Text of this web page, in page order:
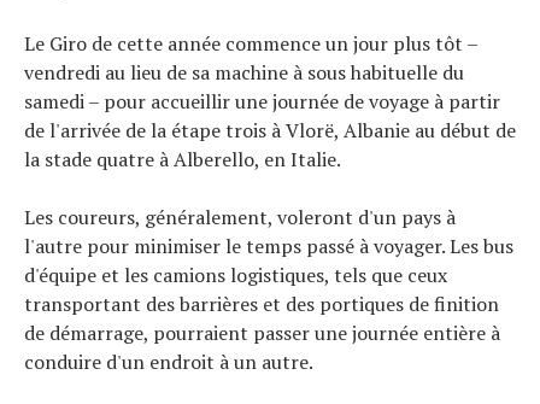
Le Giro de cette année commence un jour plus tôt –
vendredi au lieu de sa machine à sous habituelle du
samedi – pour accueillir une journée de voyage à partir
de l'arrivée de la étape trois à Vlorë, Albanie au début de
la stade quatre à Alberello, en Italie.
Les coureurs, généralement, voleront d'un pays à
l'autre pour minimiser le temps passé à voyager. Les bus
d'équipe et les camions logistiques, tels que ceux
transportant des barrières et des portiques de finition
de démarrage, pourraient passer une journée entière à
conduire d'un endroit à un autre.